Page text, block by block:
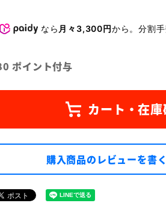
なら 月々3,300円から。分割
ポイント付与
購入商品のレビューを書